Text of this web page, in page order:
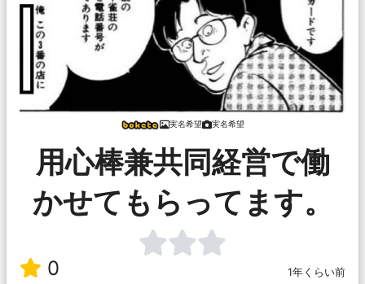
実名希望 実名希望
用心棒兼共同経営で働
かせてもらってます。
0
1年くらい前